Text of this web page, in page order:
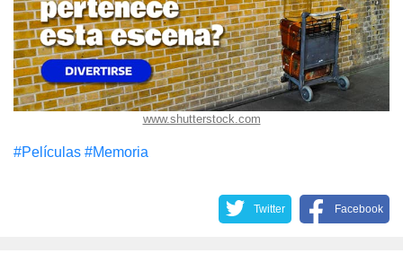
www.shutterstock.com
#Películas #Memoria
Twitter Facebook